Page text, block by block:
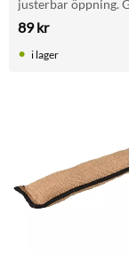
justerbar öppning.
89kr
i lager